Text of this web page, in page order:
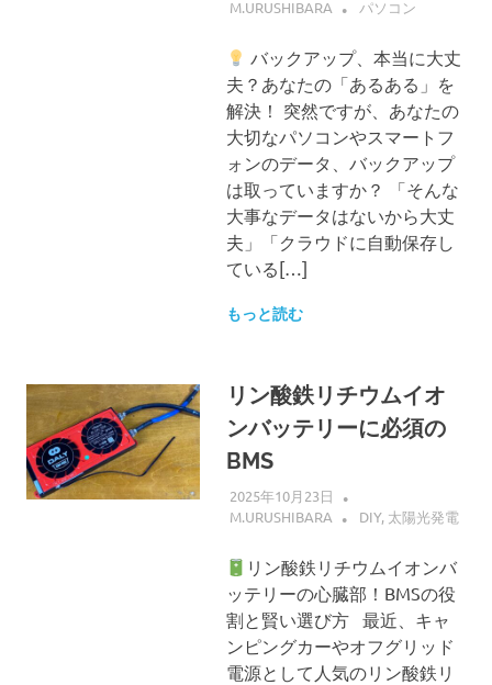
M.URUSHIBARA
パソコン
バックアップ、本当に大丈
夫？あなたの「あるある」を
解決！ 突然ですが、あなたの
大切なパソコンやスマートフ
ォンのデータ、バックアップ
は取っていますか？ 「そんな
大事なデータはないから大丈
夫」「クラウドに自動保存し
ている[…]
もっと読む
リン酸鉄リチウムイオ
ンバッテリーに必須の
BMS
2025年10月23日
M.URUSHIBARA
DIY, 太陽光発電
リン酸鉄リチウムイオンバ
ッテリーの心臓部！BMSの役
割と賢い選び方 最近、キャ
ンピングカーやオフグリッド
電源として人気のリン酸鉄リ